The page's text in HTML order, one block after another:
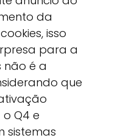
da
isso
para a
não é a
que
Q4 e
sistemas